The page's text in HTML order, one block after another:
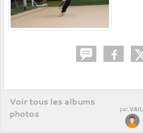
Voir tous les albums
photos
par